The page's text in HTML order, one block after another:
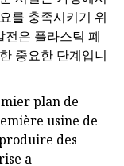
를 충족시키기 위
은 플라스틱 폐
중요한 단계입니
plan de
usine de
des
a